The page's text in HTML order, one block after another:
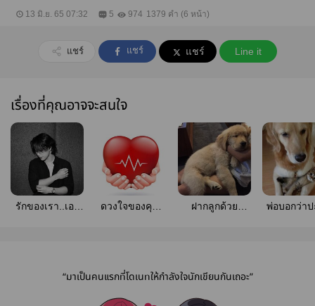
13 มิ.ย. 65 07:32 5 974 1379 คำ (6 หน้า)
แชร์ แชร์ แชร์ Line it
เรื่องที่คุณอาจจะสนใจ
รักของเรา..เอา
ดวงใจของคุณ
ฝากลูกด้วย
พ่อบอกว่า
“มาเป็นคนแรกที่โดเนทให้กำลังใจนักเขียนกันเถอะ”